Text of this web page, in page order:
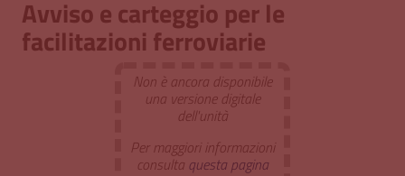
Avviso e carteggio per le
facilitazioni ferroviarie
Non è ancora disponibile
una versione digitale
dell'unità
Per maggiori informazioni
consulta questa pagina